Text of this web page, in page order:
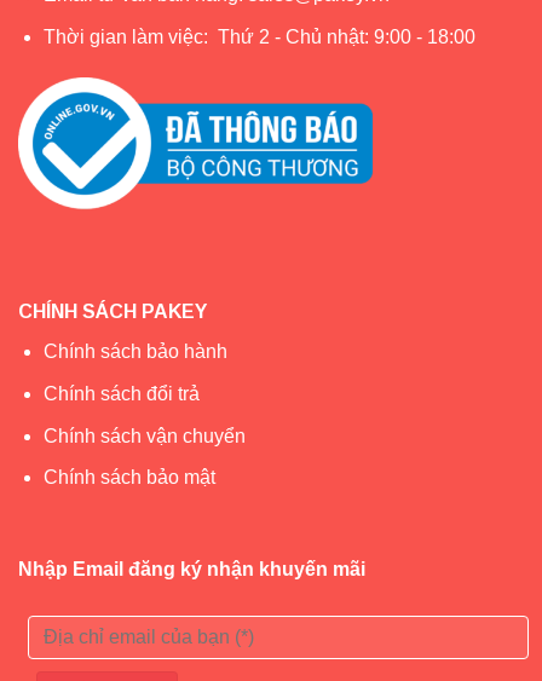
Thời gian làm việc: Thứ 2 - Chủ nhật: 9:00 - 18:00
CHÍNH SÁCH PAKEY
Chính sách bảo hành
Chính sách đổi trả
Chính sách vận chuyển
Chính sách bảo mật
Nhập Email đăng ký nhận khuyến mãi